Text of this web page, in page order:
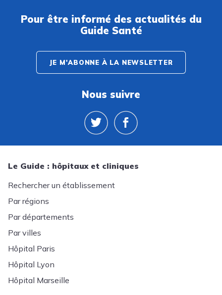
Pour être informé des actualités du
Guide Santé
JE M'ABONNE À LA NEWSLETTER
Nous suivre
Le Guide : hôpitaux et cliniques
Rechercher un établissement
Par régions
Par départements
Par villes
Hôpital Paris
Hôpital Lyon
Hôpital Marseille